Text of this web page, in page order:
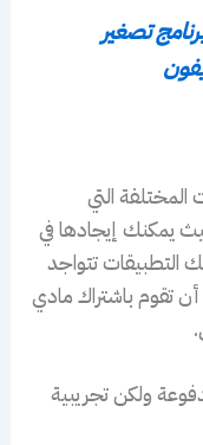
تصغير
التي
يمكنك إيجادها في
التطبيقات تتواجد
تقوم باشتراك مادي
ولكن تجريبية